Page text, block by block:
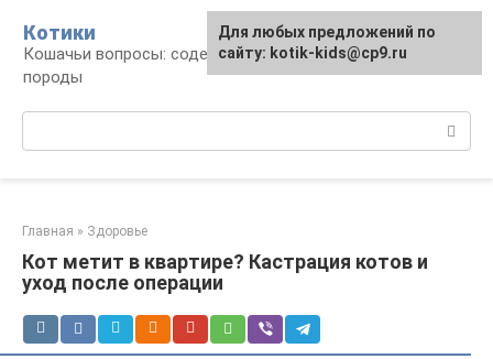
контенту
Котики
Кошачьи вопросы: содержание, лечение,
породы
Главная » Здоровье
Кот метит в квартире? Кастрация котов и
уход после операции
Для любых предложений по
сайту: kotik-kids@cp9.ru